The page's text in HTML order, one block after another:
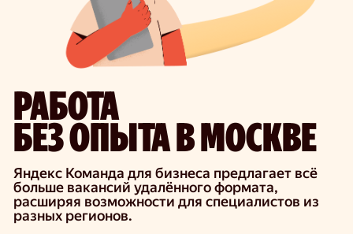
РАБОТА
БЕЗ ОПЫТА В МОСКВЕ
Яндекс Команда для бизнеса предлагает всё
больше вакансий удалённого формата,
расширяя возможности для специалистов из
разных регионов.